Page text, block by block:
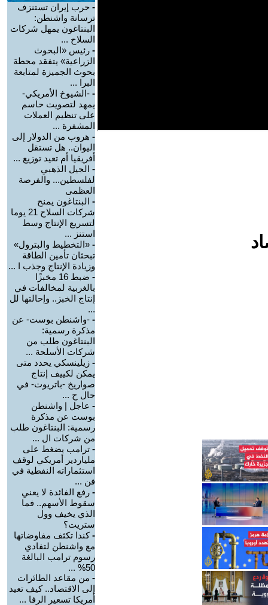
- حرب إيران تستنزف
ترسانة واشنطن:
البنتاغون يمهل شركات
السلاح ...
- رئيس «البحوث
الزراعية» يتفقد محطة
بحوث الجميزة لمتابعة
البرا ...
- -الشيوخ الأمريكي-
يمهد لتصويت حاسم
على تنظيم العملات
المشفرة ...
- هروب من الدولار إلى
اليوان.. هل تستقل
أفريقيا أم تعيد توزيع ...
- الجيل الذهبي
لفلسطين... والفرصة
العظمى
- البنتاغون يمنح
شركات السلاح 21 يوما
لتسريع الإنتاج وسط
استنز ...
- «التخطيط والبترول»
تبحثان تأمين الطاقة
وزيادة الإنتاج وجذب ا ...
-
ضبط 16 مخبزًا
بالغربية لمخالفات في
إنتاج الخبز.. وإحالتها لل
...
- -واشنطن بوست- عن
مذكرة رسمية:
البنتاغون طلب من
شركات الأسلحة ...
- زيلينسكي يحدد متى
يمكن لكييف إنتاج
صواريخ -باتريوت- في
حال ح ...
- عاجل | واشنطن
بوست عن مذكرة
رسمية: البنتاغون طلب
من شركات ال ...
- ترامب يضغط على
ملياردير أمريكي لوقف
استثماراته النفطية في
فن ...
- رفع الفائدة لا يعني
سقوط الأسهم.. فما
الذي يخيف وول
ستريت؟
-كندا تكثف مفاوضاتها
مع واشنطن لتفادي
رسوم ترامب البالغة
50% ...
- من مقاعد الطائرات
إلى الاقتصاد.. كيف تعيد
أمريكا تسعير الرفا ...